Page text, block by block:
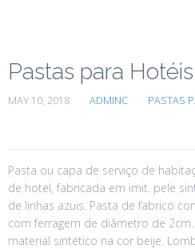
Pastas para
MAY 10, 2018 ADMINC PASTAS
Pasta ou capa de serviço de
de hotel, fabricada em imit. pele
de linhas azuis. Pasta de fabrico
com ferragem de diâmetro de
material sintético na cor beije.